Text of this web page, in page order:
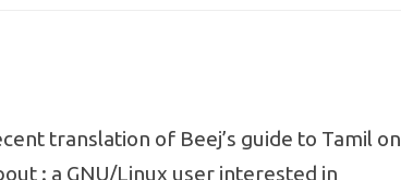
translation of Beej’s guide to Tamil on
: a GNU/Linux user interested in